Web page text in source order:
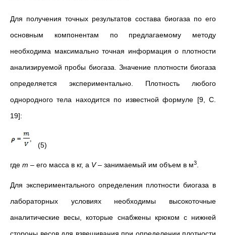
Для получения точных результатов состава биогаза по его
основным компонентам по предлагаемому методу
необходима максимально точная информация о плотности
анализируемой пробы биогаза. Значение плотности биогаза
определяется экспериментально. Плотность любого
однородного тела находится по известной формуле [9, С.
19]:
(5)
где m – его масса в кг, а V– занимаемый им объем в м3
Для экспериментального определения плотности биогаза в
лабораторных условиях необходимы высокоточные
аналитические весы, которые снабжены крюком с нижней